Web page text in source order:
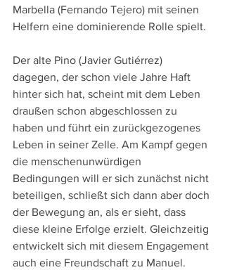
Marbella (Fernando Tejero) mit seinen
Helfern eine dominierende Rolle spielt.
Der alte Pino (Javier Gutiérrez)
dagegen, der schon viele Jahre Haft
hinter sich hat, scheint mit dem Leben
draußen schon abgeschlossen zu
haben und führt ein zurückgezogenes
Leben in seiner Zelle. Am Kampf gegen
die menschenunwürdigen
Bedingungen will er sich zunächst nicht
beteiligen, schließt sich dann aber doch
der Bewegung an, als er sieht, dass
diese kleine Erfolge erzielt. Gleichzeitig
entwickelt sich mit diesem Engagement
auch eine Freundschaft zu Manuel.